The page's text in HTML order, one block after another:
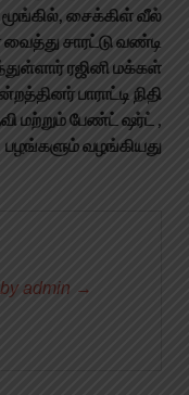
மூங்கில், சைக்கிள் வீல்
வைத்து சாரட்டு வண்டி
ரஜினி மக்கள்
பாராட்டி நிதி
மற்றும் பேண்ட் ஷர்ட் ,
பழங்களும் வழங்கியது
admin →